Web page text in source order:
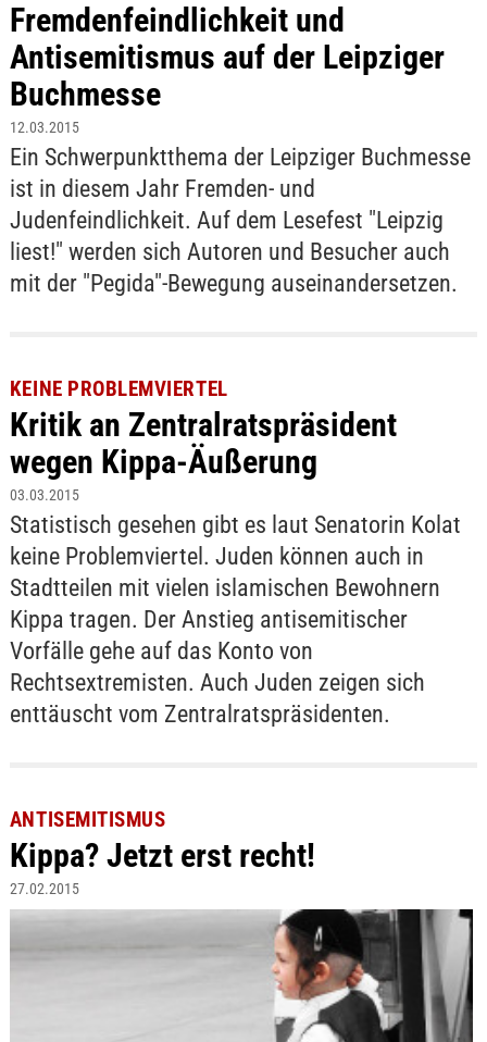
Fremdenfeindlichkeit und
Antisemitismus auf der Leipziger
Buchmesse
12.03.2015
Ein Schwerpunktthema der Leipziger Buchmesse
ist in diesem Jahr Fremden- und
Judenfeindlichkeit. Auf dem Lesefest "Leipzig
liest!" werden sich Autoren und Besucher auch
mit der "Pegida"-Bewegung auseinandersetzen.
KEINE PROBLEMVIERTEL
Kritik an Zentralratspräsident
wegen Kippa-Äußerung
03.03.2015
Statistisch gesehen gibt es laut Senatorin Kolat
keine Problemviertel. Juden können auch in
Stadtteilen mit vielen islamischen Bewohnern
Kippa tragen. Der Anstieg antisemitischer
Vorfälle gehe auf das Konto von
Rechtsextremisten. Auch Juden zeigen sich
enttäuscht vom Zentralratspräsidenten.
ANTISEMITISMUS
Kippa? Jetzt erst recht!
27.02.2015